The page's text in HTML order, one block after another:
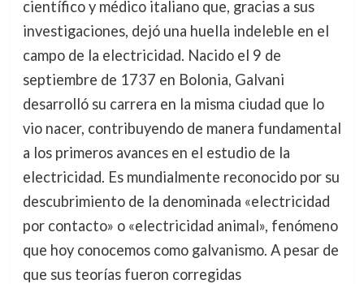
científico y médico italiano que, gracias a sus
investigaciones, dejó una huella indeleble en el
campo de la electricidad. Nacido el 9 de
septiembre de 1737 en Bolonia, Galvani
desarrolló su carrera en la misma ciudad que lo
vio nacer, contribuyendo de manera fundamental
a los primeros avances en el estudio de la
electricidad. Es mundialmente reconocido por su
descubrimiento de la denominada «electricidad
por contacto» o «electricidad animal», fenómeno
que hoy conocemos como galvanismo. A pesar de
que sus teorías fueron corregidas